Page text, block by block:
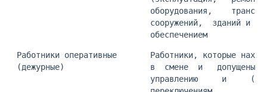
оборудования,
сооружений,  зданий и
                             обеспечением
Работники оперативные       Работники, которые
(дежурные)                  в  смене  и   допущены   к
управлению     и